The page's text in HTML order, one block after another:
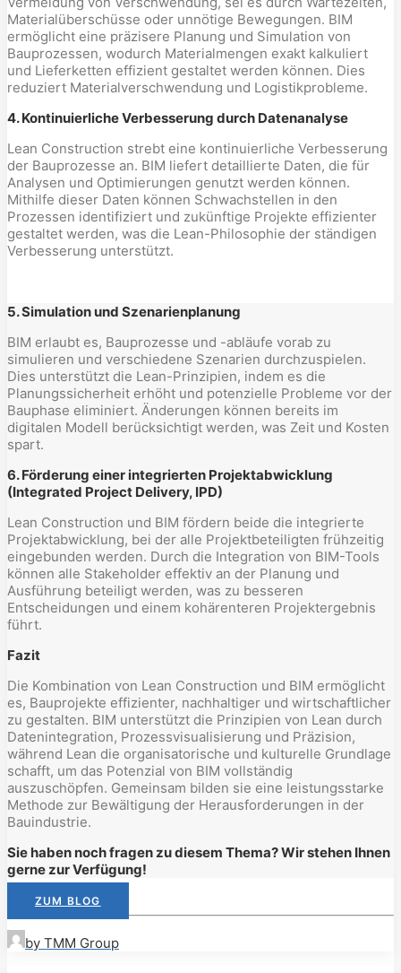
Materialüberschüsse oder unnötige Bewegungen. BIM
ermöglicht eine präzisere Planung und Simulation von
Bauprozessen, wodurch Materialmengen exakt kalkuliert
und Lieferketten effizient gestaltet werden können. Dies
reduziert Materialverschwendung und Logistikprobleme.
4. Kontinuierliche Verbesserung durch Datenanalyse
Lean Construction strebt eine kontinuierliche Verbesserung
der Bauprozesse an. BIM liefert detaillierte Daten, die für
Analysen und Optimierungen genutzt werden können.
Mithilfe dieser Daten können Schwachstellen in den
Prozessen identifiziert und zukünftige Projekte effizienter
gestaltet werden, was die Lean-Philosophie der ständigen
Verbesserung unterstützt.
5. Simulation und Szenarienplanung
BIM erlaubt es, Bauprozesse und -abläufe vorab zu
simulieren und verschiedene Szenarien durchzuspielen.
Dies unterstützt die Lean-Prinzipien, indem es die
Planungssicherheit erhöht und potenzielle Probleme vor der
Bauphase eliminiert. Änderungen können bereits im
digitalen Modell berücksichtigt werden, was Zeit und Kosten
spart.
6. Förderung einer integrierten Projektabwicklung
(Integrated Project Delivery, IPD)
Lean Construction und BIM fördern beide die integrierte
Projektabwicklung, bei der alle Projektbeteiligten frühzeitig
eingebunden werden. Durch die Integration von BIM-Tools
können alle Stakeholder effektiv an der Planung und
Ausführung beteiligt werden, was zu besseren
Entscheidungen und einem kohärenteren Projektergebnis
führt.
Fazit
Die Kombination von Lean Construction und BIM ermöglicht
es, Bauprojekte effizienter, nachhaltiger und wirtschaftlicher
zu gestalten. BIM unterstützt die Prinzipien von Lean durch
Datenintegration, Prozessvisualisierung und Präzision,
während Lean die organisatorische und kulturelle Grundlage
schafft, um das Potenzial von BIM vollständig
auszuschöpfen. Gemeinsam bilden sie eine leistungsstarke
Methode zur Bewältigung der Herausforderungen in der
Bauindustrie.
Sie haben noch fragen zu diesem Thema? Wir stehen Ihnen
gerne zur Verfügung!
ZUM BLOG
by TMM Group